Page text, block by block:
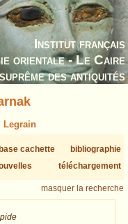
Institut français
orientale - Le Caire
des antiquités
Legrain
cachette
bibliographie
téléchargement
masquer la recherche